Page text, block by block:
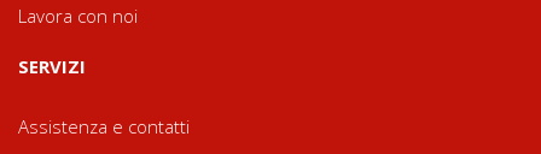
Lavora con noi
SERVIZI
Assistenza e contatti